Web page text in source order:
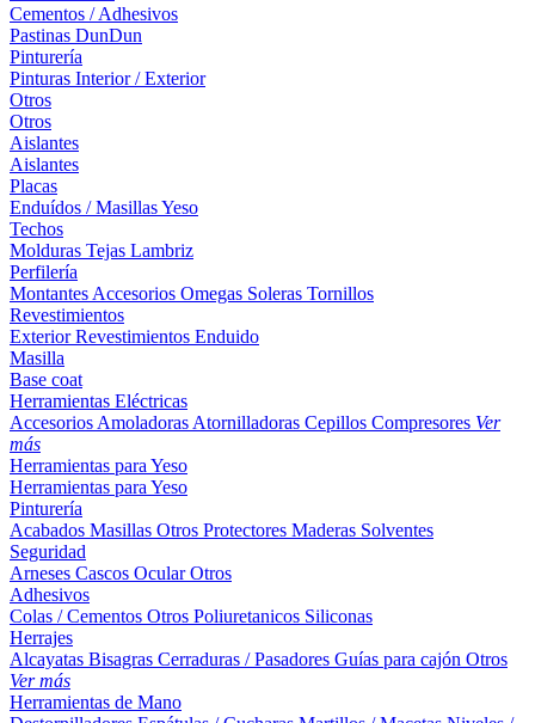
Cementos / Adhesivos
Pastinas DunDun
Pinturería
Pinturas Interior / Exterior
Otros
Otros
Aislantes
Aislantes
Placas
Enduídos / MasillasYeso
Techos
Molduras Tejas Lambriz
Perfilería
Montantes Accesorios Omegas Soleras Tornillos
Revestimientos
ExteriorRevestimientos Enduido
Masilla
Base coat
Herramientas Eléctricas
Accesorios Amoladoras Atornilladoras Cepillos Compresores Ver
más
Herramientas para Yeso
Herramientas para Yeso
Pinturería
Acabados Masillas Otros Protectores Maderas Solventes
Seguridad
Arneses Cascos OcularOtros
Adhesivos
Colas / Cementos Otros Poliuretanicos Siliconas
Herrajes
Alcayatas Bisagras Cerraduras / Pasadores Guías para cajón Otros
Ver más
Herramientas de Mano